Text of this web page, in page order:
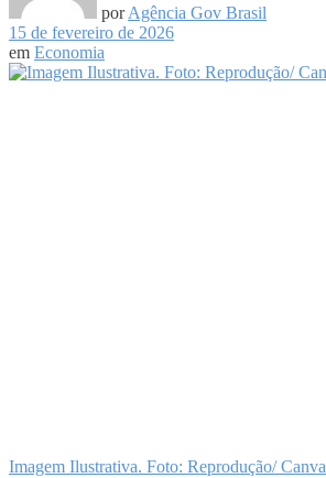
por Agência Gov Brasil
15 de fevereiro de 2026
em Economia
Imagem Ilustrativa. Foto: Reprodução/ Canva